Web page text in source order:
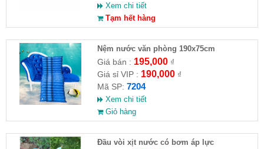
Xem chi tiết
Tạm hết hàng
Nệm nước văn phòng 190x75cm
Giá bán : 195,000₫
Giá sỉ VIP : 190,000₫
Mã SP: 7204
Xem chi tiết
Giỏ hàng
Đầu vòi xịt nước có bơm áp lực